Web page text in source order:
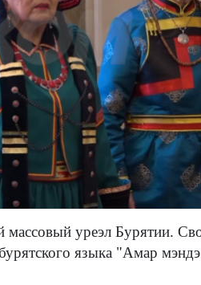
уреэл Бурятии.
языка "Амар